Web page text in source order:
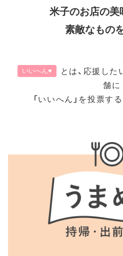
米子のお店の美
素敵なもの
いいへん♥
とは、応援し
舗に
「いいへん」を投票す